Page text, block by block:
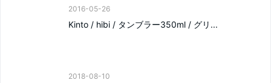
2016-05-26
Kinto / hibi / タンブラー350ml / グリ...
2018-08-10